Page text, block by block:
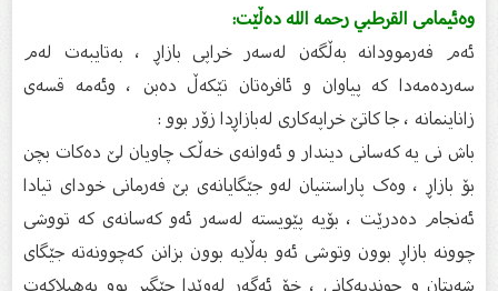
وەئیمامی القرطبي رحمه الله دەڵێت:
ئەم فەرموودانە بەڵگەن لەسەر خراپی بازاڕ ، بەتایبەت لەم
سەردەمەدا کە پیاوان و ئافرەتان تێکەڵ دەبن ، وئەمە قسەی
زاناینمانە ، جا کاتێ خراپەکاری لەبازاڕدا زۆر بوو :
باش نی یە کەسانی دیندار و ئەوانەی خەڵک چاویان لێ دەکات بچن
بۆ بازاڕ ، وەک پاراستنیان لەو جێگایانەی بێ فەرمانی خودای تیادا
ئەنجام دەدرێت ، بۆیە پێویستە لەسەر ئەو کەسانەی کە تووشی
چوونە بازاڕ بوون وتوشی ئەو بەڵایە بوون بزانن کەچوونەتە جێگای
شەیتان و جوندیەکانی ، خۆ ئەگەر لەوێدا جێگیر بوو بەهیلاکەت